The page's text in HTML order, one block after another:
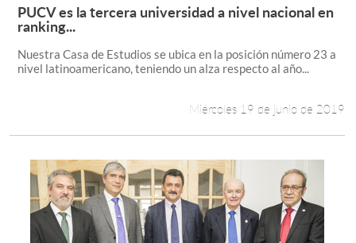
Leer más +
PUCV es la tercera universidad a nivel nacional en
ranking...
Nuestra Casa de Estudios se ubica en la posición número 23 a
nivel latinoamericano, teniendo un alza respecto al año...
Miércoles 19 de junio de 2019